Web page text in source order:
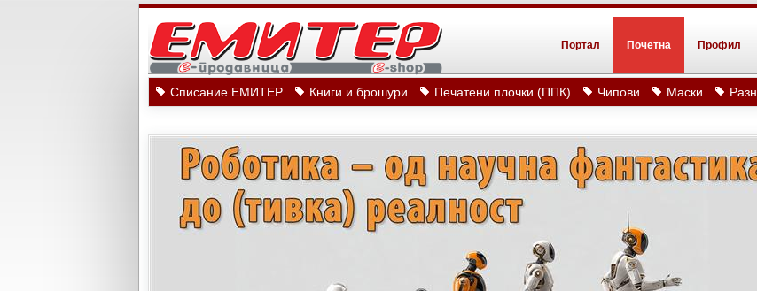
Портал Почетна Профил
Списание ЕМИТЕР Книги и брошури Печатени плочки (ППК) Чипови Маски